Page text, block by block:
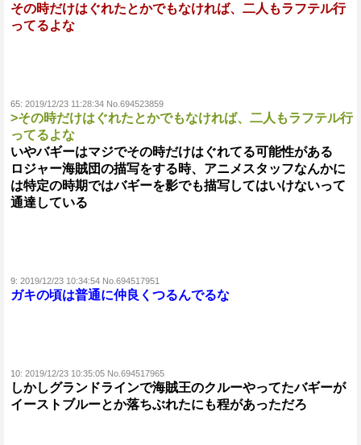
その時だけはぐれたとかでもなければ、二人もラフテル行
ってるよな
65: 2019/12/23 11:28:34 No.694523859
>その時だけはぐれたとかでもなければ、二人もラフテル行
ってるよな
いやバギーはマジでその時だけはぐれてる可能性がある
ロジャー海賊団の描写をする時、アニメスタッフなんかに
は特定の時期ではバギーを影でも描写してはいけないって
通達している
9: 2019/12/23 10:34:54 No.694517951
ガキの頃は普通に仲良くつるんでるな
10: 2019/12/23 10:35:05 No.694517965
しかしグランドラインで海賊王のクルーやってたバギーが
イーストブルーとか落ちぶれたにも程があっただろ